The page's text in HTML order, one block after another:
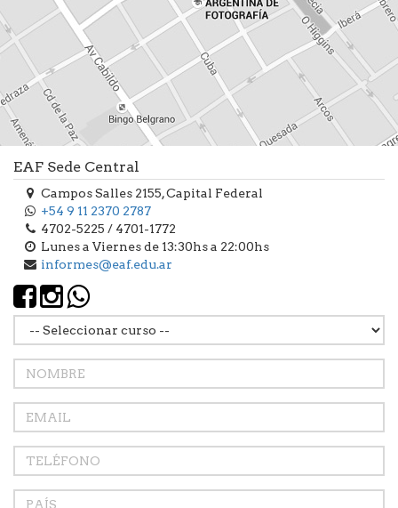
EAF Sede Central
Campos Salles 2155, Capital Federal
+54 9 11 2370 2787
4702-5225 / 4701-1772
Lunes a Viernes de 13:30hs a 22:00hs
informes@eaf.edu.ar